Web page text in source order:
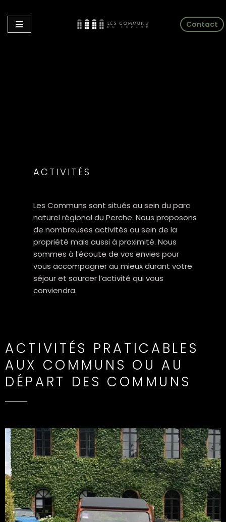
Aller
Contact
ACTIVITÉS
Les Communs sont situés au sein du parc
naturel régional du Perche. Nous proposons
de nombreuses activités au sein de la
propriété mais aussi à proximité. Nous
sommes à l’écoute de vos envies pour
vous accompagner au mieux durant votre
séjour et sourcer l’activité qui vous
conviendra.
ACTIVITÉS PRATICABLES
AUX COMMUNS OU AU
DÉPART DES COMMUNS